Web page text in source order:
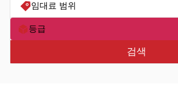
임대료 범위
등급
검색